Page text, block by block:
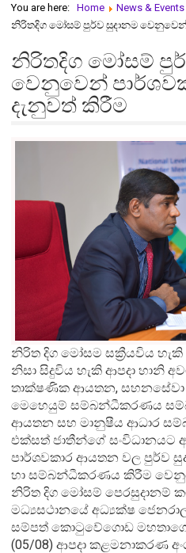
You are here: Home
News & Events
නිරිතදිග මෝසම් පුර්ව සුදානම
නිරිතදිග මෝසම්
වෙනුවෙන්
දැනුවත් කිරීම
නිරිත දිග මෝසම සක්‍රීයවිය
නිසා සිදුවිය හැකි ආපදා හානි
තාක්ෂණික ආයතන,
මෙහෙයුම් සම්බන්ධීකරණය
ආයතන සහ මානුෂීය ආධාර
එක්සත් ජාතීන්ගේ
පාර්ශවකාර ආයතන වල පුර්ව
හා සම්බන්ධීකරණය කිරීම
නිරිත දිග මෝසම් පෙරසුදානම්
මධ්‍යසථානයේ අධ්‍යක්ෂ
සම්පත් කොටුවේගොඩ මහතාගේ
(05/08) ආපදා කළමනාකරණ